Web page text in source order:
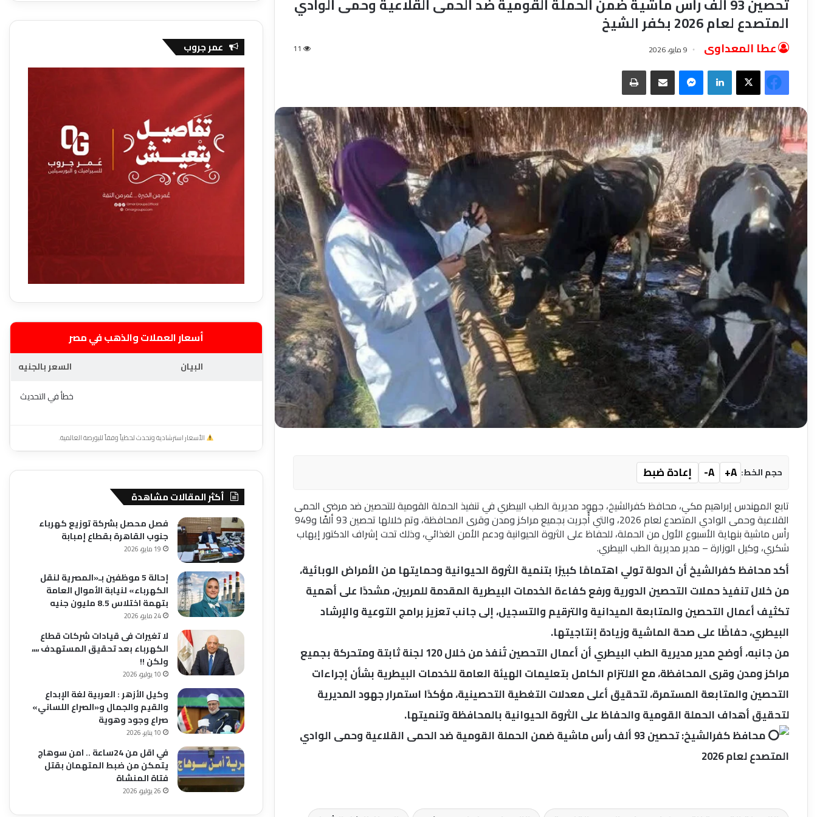
المتصدع لعام 2026 بكفر الشيخ
عطا المعداوى 9 مايو، 2026 11
فيسبوك
‫X لينكدإن ماسنجر مشاركة عبر البريد طباعة
حجم الخط: A+
A- إعادة ضبط
تابع المهندس إبراهيم مكي، محافظ كفرالشيخ، جهود مديرية الطب البيطري في تنفيذ الحملة القومية للتحصين ضد مرضي الحمى
القلاعية وحمى الوادي المتصدع لعام 2026، والتي أُجريت بجميع مراكز ومدن وقرى المحافظة، وتم خلالها تحصين 93 ألفًا و949
رأس ماشية بنهاية الأسبوع الأول من الحملة، للحفاظ على الثروة الحيوانية ودعم الأمن الغذائي، وذلك تحت إشراف الدكتور إيهاب
شكري، وكيل الوزارة – مدير مديرية الطب البيطري.
أكد محافظ كفرالشيخ أن الدولة تولي اهتمامًا كبيرًا بتنمية الثروة الحيوانية وحمايتها من الأمراض الوبائية،
من خلال تنفيذ حملات التحصين الدورية ورفع كفاءة الخدمات البيطرية المقدمة للمربين، مشددًا على أهمية
تكثيف أعمال التحصين والمتابعة الميدانية والترقيم والتسجيل، إلى جانب تعزيز برامج التوعية والإرشاد
البيطري، حفاظًا على صحة الماشية وزيادة إنتاجيتها.
من جانبه، أوضح مدير مديرية الطب البيطري أن أعمال التحصين تُنفذ من خلال 120 لجنة ثابتة ومتحركة بجميع
مراكز ومدن وقرى المحافظة، مع الالتزام الكامل بتعليمات الهيئة العامة للخدمات البيطرية بشأن إجراءات
التحصين والمتابعة المستمرة، لتحقيق أعلى معدلات التغطية التحصينية، مؤكدًا استمرار جهود المديرية
لتحقيق أهداف الحملة القومية والحفاظ على الثروة الحيوانية بالمحافظة وتنميتها.
محافظ كفرالشيخ: تحصين 93 ألف رأس ماشية ضمن الحملة القومية ضد الحمى القلاعية وحمى الوادي
المتصدع لعام 2026
عمر جروب
أسعار العملات والذهب في مصر
البيان
السعر بالجنيه
خطأ في التحديث
الأسعار استرشادية وتحدث لحظياً وفقاً للبورصة العالمية.
أكثر المقالات مشاهدة
فصل محصل بشركة توزيع كهرباء
جنوب القاهرة بقطاع إمبابة
19 مايو، 2026
إحالة 5 موظفين بـ«المصرية لنقل
الكهرباء» لنيابة الأموال العامة
بتهمة اختلاس 8.5 مليون جنيه
24 مايو، 2026
لا تغيرات فى قيادات شركات قطاع
الكهرباء بعد تحقيق المستهدف ،،،،
ولكن !!
10 يوليو، 2026
وكيل الأزهر : العربية لغة الإبداع
والقيم والجمال و«الصراع اللساني»
صراع وجود وهوية
10 يناير، 2026
في اقل من 24ساعة .. امن سوهاج
يتمكن من ضبط المتهمان بقتل
فتاة المنشاة
26 يوليو، 2026